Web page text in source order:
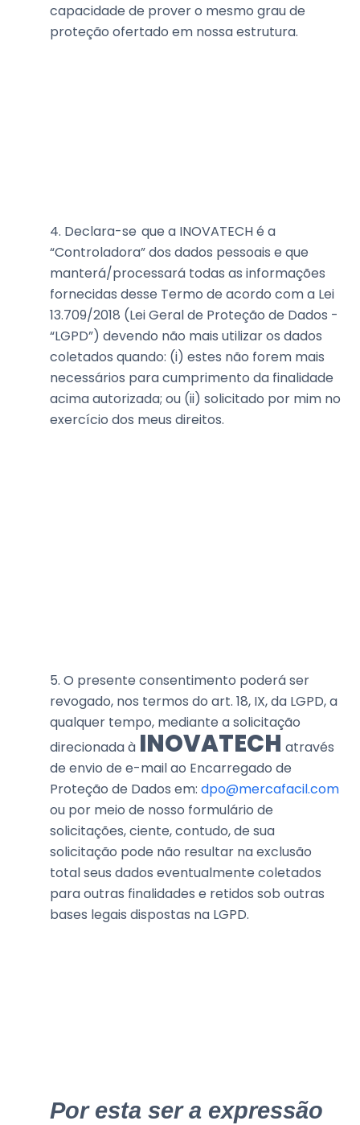
capacidade de prover o mesmo grau de
proteção ofertado em nossa estrutura.
4. Declara-se que a INOVATECH é a
“Controladora” dos dados pessoais e que
manterá/processará todas as informações
fornecidas desse Termo de acordo com a Lei
13.709/2018 (Lei Geral de Proteção de Dados -
“LGPD”) devendo não mais utilizar os dados
coletados quando: (i) estes não forem mais
necessários para cumprimento da finalidade
acima autorizada; ou (ii) solicitado por mim no
exercício dos meus direitos.
5. O presente consentimento poderá ser
revogado, nos termos do art. 18, IX, da LGPD, a
qualquer tempo, mediante a solicitação
direcionada à INOVATECH através
de envio de e-mail ao Encarregado de
Proteção de Dados em:dpo@mercafacil.com
ou por meio de nosso formulário de
solicitações, ciente, contudo, de sua
solicitação pode não resultar na exclusão
total seus dados eventualmente coletados
para outras finalidades e retidos sob outras
bases legais dispostas na LGPD.
Por esta ser a expressão